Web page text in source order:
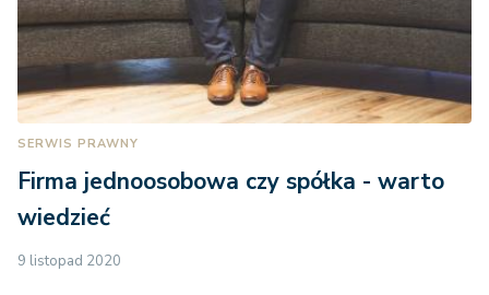
SERWIS PRAWNY
Firma jednoosobowa czy spółka - warto
wiedzieć
9 listopad 2020